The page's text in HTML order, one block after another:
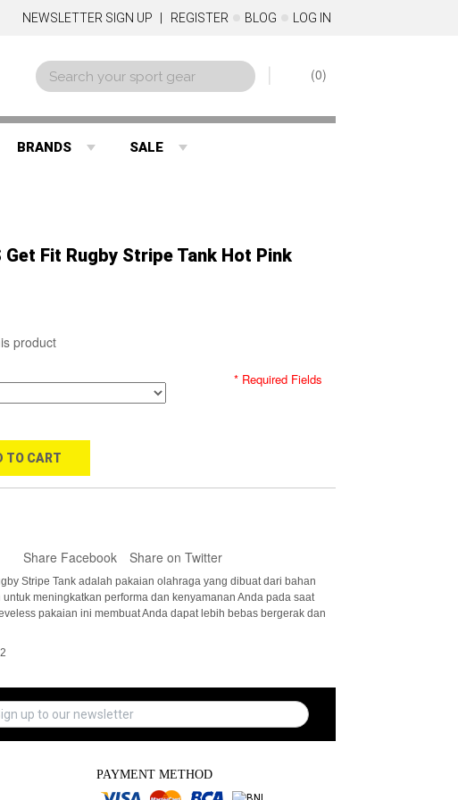
NEWSLETTER SIGN UP REGISTER BLOG LOG IN
0
BRANDS SALE
Get Fit Rugby Stripe Tank Hot Pink
product
* Required Fields
TO CART
Share Facebook Share on Twitter
Stripe Tank adalah pakaian olahraga yang dibuat dari bahan
untuk meningkatkan performa dan kenyamanan Anda pada saat
pakaian ini membuat Anda dapat lebih bebas bergerak dan
PAYMENT METHOD